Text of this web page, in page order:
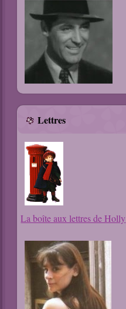
Lettres
La boîte aux lettres de Holly